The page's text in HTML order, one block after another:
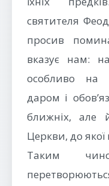
святителя
просив
вказує нам:
особливо на
даром і
ближніх, але й
Церкви, до
Таким